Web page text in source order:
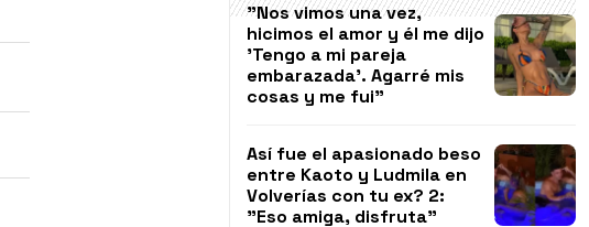
"Nos vimos una vez,
hicimos el amor y él me dijo
'Tengo a mi pareja
embarazada'. Agarré mis
cosas y me fui"
Así fue el apasionado beso
entre Kaoto y Ludmila en
Volverías con tu ex? 2:
"Eso amiga, disfruta"